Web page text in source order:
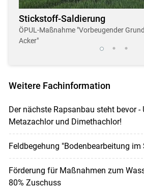
Stickstoff-Saldierung
ÖPUL-Maßnahme "Vorbeugender
Acker"
Weitere Fachinformation
Der nächste Rapsanbau steht bevor -
Metazachlor und Dimethachlor!
Feldbegehung "Bodenbearbeitung im
Förderung für Maßnahmen zum
80% Zuschuss